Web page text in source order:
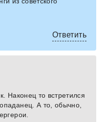
Ответить
Наконец то встретился
А то, обычно,